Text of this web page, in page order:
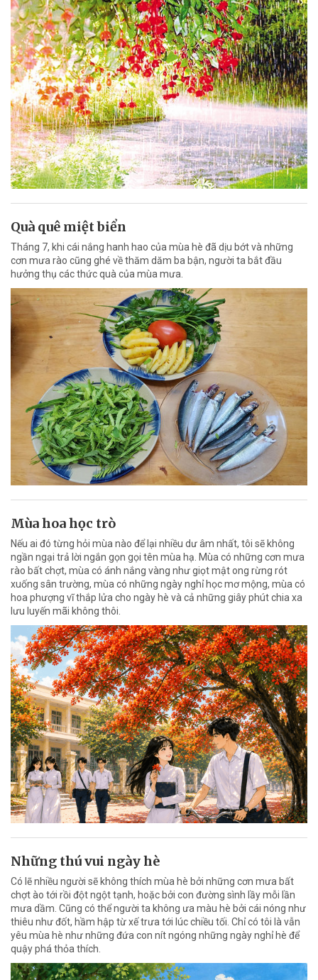
Quà quê miệt biển
Tháng 7, khi cái nắng hanh hao của mùa hè đã dịu bớt và những
cơn mưa rào cũng ghé về thăm dăm ba bận, người ta bắt đầu
hưởng thụ các thức quà của mùa mưa.
Mùa hoa học trò
Nếu ai đó từng hỏi mùa nào để lại nhiều dư âm nhất, tôi sẽ không
ngần ngại trả lời ngắn gọn gọi tên mùa hạ. Mùa có những cơn mưa
rào bất chợt, mùa có ánh nắng vàng như giọt mật ong rừng rót
xuống sân trường, mùa có những ngày nghỉ học mơ mộng, mùa có
hoa phượng vĩ thắp lửa cho ngày hè và cả những giây phút chia xa
lưu luyến mãi không thôi.
Những thú vui ngày hè
Có lẽ nhiều người sẽ không thích mùa hè bởi những cơn mưa bất
chợt ào tới rồi đột ngột tạnh, hoặc bởi con đường sình lầy mỗi lần
mưa dầm. Cũng có thể người ta không ưa màu hè bởi cái nóng như
thiêu như đốt, hầm hập từ xế trưa tới lúc chiều tối. Chỉ có tôi là vẫn
yêu mùa hè như những đứa con nít ngóng những ngày nghỉ hè để
quậy phá thỏa thích.